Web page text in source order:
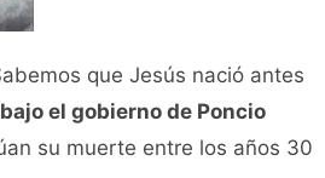
que Jesús nació antes
el gobierno de Poncio
su muerte entre los años 30